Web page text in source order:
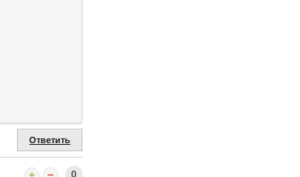
Ответить
0